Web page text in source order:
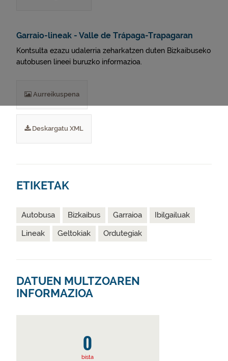
Garraio-lineak - Valle de Trápaga-Trapagaran
Kontsulta ezazu udalerria zeharkatzen duten Bizkaibuseko
autobusen lineei buruzko informazioa.
Aurreikuspena
Deskargatu XML
ETIKETAK
Autobusa Bizkaibus Garraioa
Ibilgailuak
Lineak
Geltokiak Ordutegiak
DATUEN MULTZOAREN
INFORMAZIOA
0
bista